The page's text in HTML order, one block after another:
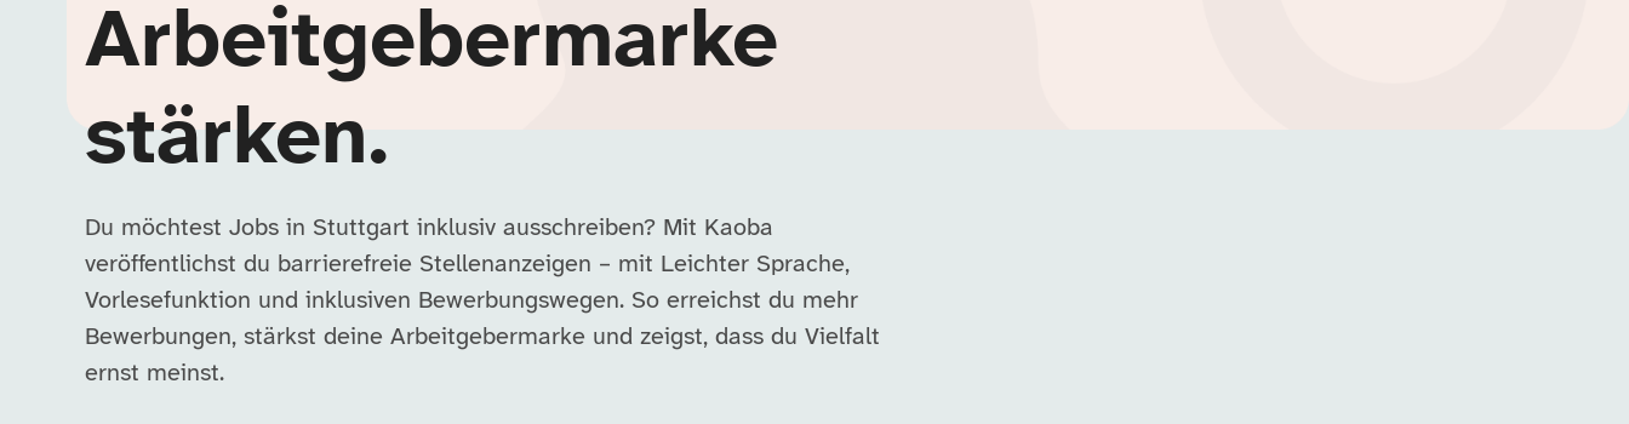
Arbeitgebermarke
stärken.
Du möchtest Jobs in Stuttgart inklusiv ausschreiben? Mit Kaoba
veröffentlichst du barrierefreie Stellenanzeigen – mit Leichter Sprache,
Vorlesefunktion und inklusiven Bewerbungswegen. So erreichst du mehr
Bewerbungen, stärkst deine Arbeitgebermarke und zeigst, dass du Vielfalt
ernst meinst.